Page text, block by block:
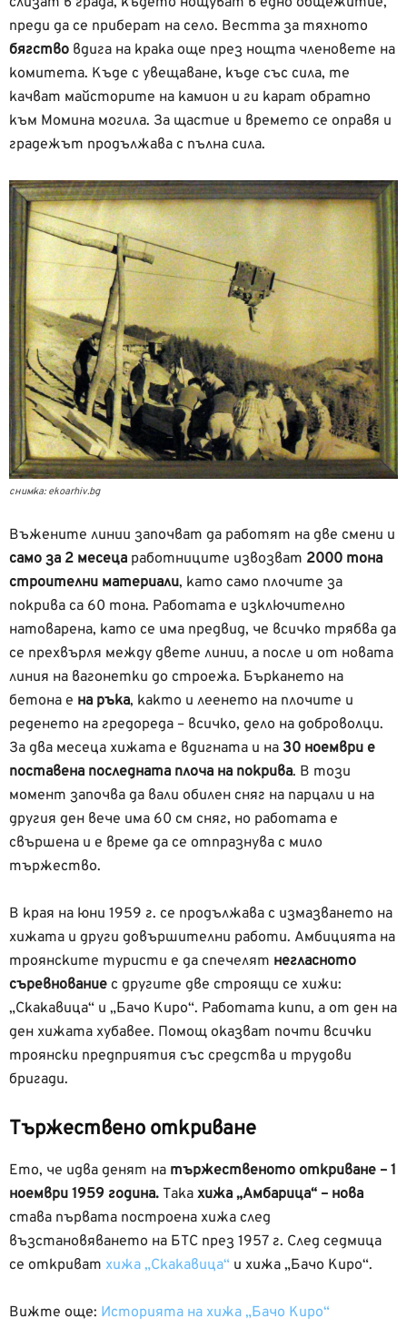
преди да се приберат на село. Вестта за тяхното
бягство вдига на крака още през нощта членовете на
комитета. Къде с увещаване, къде със сила, те
качват майсторите на камион и ги карат обратно
към Момина могила. За щастие и времето се оправя и
градежът продължава с пълна сила.
снимка: ekoarhiv.bg
Въжените линии започват да работят на две смени и
само за 2 месеца работниците извозват 2000 тона
строителни материали, като само плочите за
покрива са 60 тона. Работата е изключително
натоварена, като се има предвид, че всичко трябва да
се прехвърля между двете линии, а после и от новата
линия на вагонетки до строежа. Бъркането на
бетона е на ръка, както и леенето на плочите и
реденето на гредореда – всичко, дело на доброволци.
За два месеца хижата е вдигната и на 30 ноември е
поставена последната плоча на покрива. В този
момент започва да вали обилен сняг на парцали и на
другия ден вече има 60 см сняг, но работата е
свършена и е време да се отпразнува с мило
тържество.
В края на юни 1959 г. се продължава с измазването на
хижата и други довършителни работи. Амбицията на
троянските туристи е да спечелят негласното
съревнование с другите две строящи се хижи:
„Скакавица“ и „Бачо Киро“. Работата кипи, а от ден на
ден хижата хубавее. Помощ оказват почти всички
троянски предприятия със средства и трудови
бригади.
Тържествено откриване
Ето, че идва денят на тържественото откриване – 1
ноември 1959 година. Така хижа „Амбарица“ – нова
става първата построена хижа след
възстановяването на БТС през 1957 г. След седмица
се откриват хижа „Скакавица“ и хижа „Бачо Киро“.
Вижте още: Историята на хижа „Бачо Киро“